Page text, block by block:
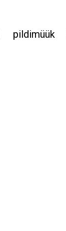
pildimüük